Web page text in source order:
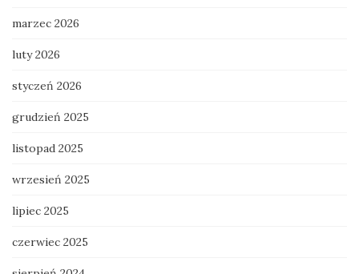
marzec 2026
luty 2026
styczeń 2026
grudzień 2025
listopad 2025
wrzesień 2025
lipiec 2025
czerwiec 2025